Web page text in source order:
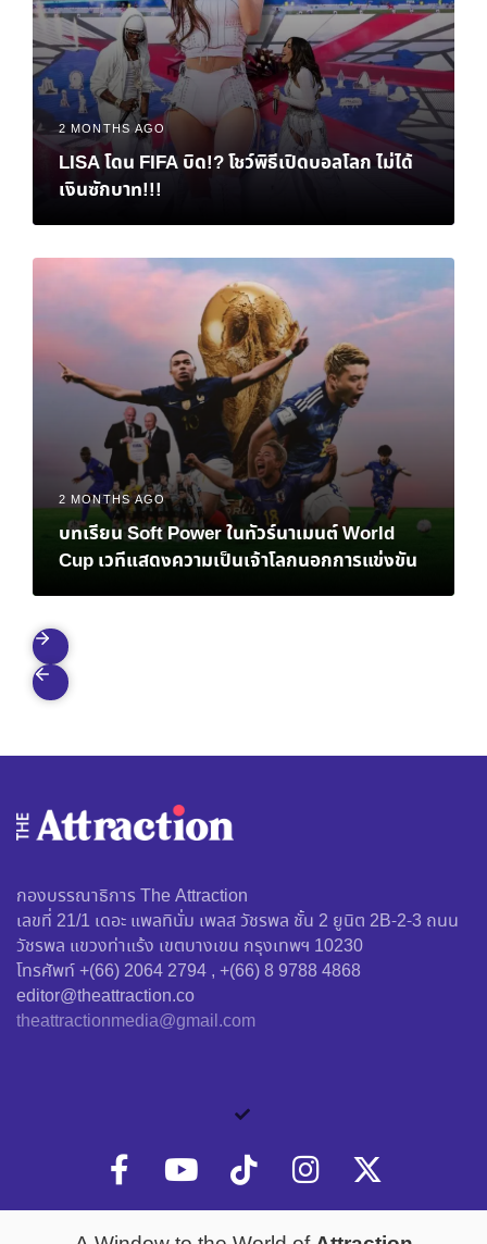
2 MONTHS AGO
LISA โดน FIFA บิด!? โชว์พิธีเปิดบอลโลก ไม่ได้
เงินซักบาท!!!
2 MONTHS AGO
บทเรียน Soft Power ในทัวร์นาเมนต์ World
Cup เวทีแสดงความเป็นเจ้าโลกนอกการแข่งขัน
กองบรรณาธิการ The Attraction
เลขที่ 21/1 เดอะ แพลทินั่ม เพลส วัชรพล ชั้น 2 ยูนิต 2B-2-3 ถนน
วัชรพล แขวงท่าแร้ง เขตบางเขน กรุงเทพฯ 10230
โทรศัพท์ +(66) 2064 2794 , +(66) 8 9788 4868
editor@theattraction.co
theattractionmedia@gmail.com